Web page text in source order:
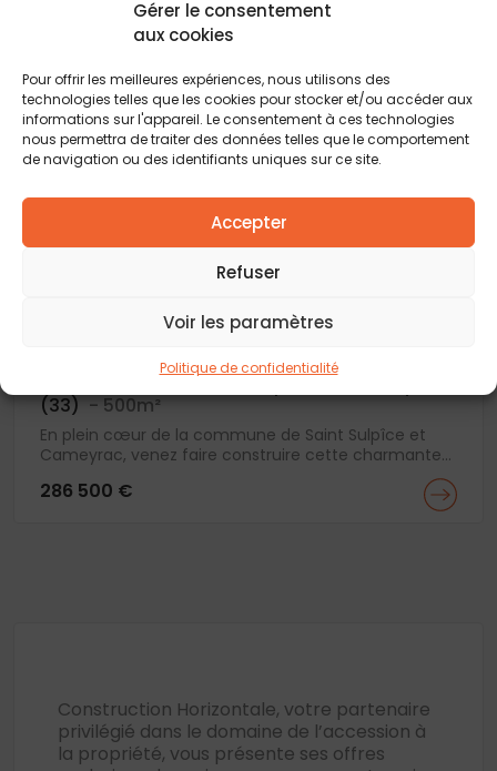
Gérer le consentement
aux cookies
Pour offrir les meilleures expériences, nous utilisons des
technologies telles que les cookies pour stocker et/ou accéder aux
informations sur l'appareil. Le consentement à ces technologies
nous permettra de traiter des données telles que le comportement
de navigation ou des identifiants uniques sur ce site.
Accepter
Refuser
Voir les paramètres
Politique de confidentialité
A seulement 15 min de Bordeaux venez y construire
votre maison design et fonctionnelle de 85...
276 500 €
(33) - 500m²
En plein cœur de la commune de Saint Sulpîce et
Cameyrac, venez faire construire cette charmante...
286 500 €
Construction Horizontale, votre partenaire
privilégié dans le domaine de l’accession à
la propriété, vous présente ses offres